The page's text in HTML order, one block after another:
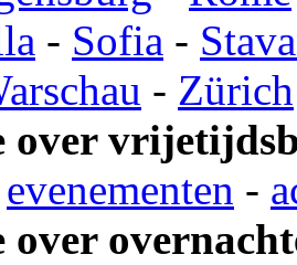
- Sofia -
- Zürich
over
evenementen -